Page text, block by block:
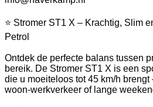
⭐ Stromer ST1 X – Krachtig, Slim
Petrol
Ontdek de perfecte balans tussen
bereik. De Stromer ST1 X is een
die u moeiteloos tot 45 km/h
woon-werkverkeer of lange